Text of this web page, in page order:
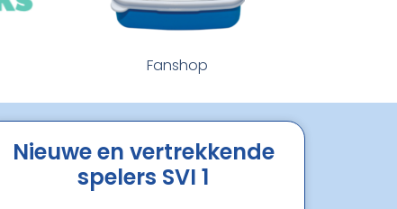
Fanshop
Nieuwe en vertrekkende
spelers SVI 1